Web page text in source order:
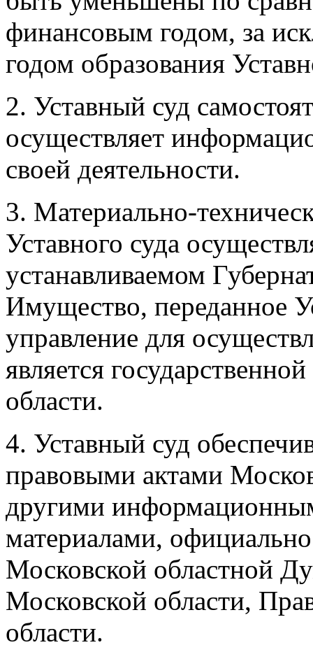
финансовым годом, за
годом образования
2. Уставный суд
осуществляет
своей деятельности.
3. Материально-
Уставного суда
устанавливаемом
Имущество, переданное
управление для
является
области.
4. Уставный суд
правовыми актами
другими
материалами,
Московской областной
Московской области,
области.